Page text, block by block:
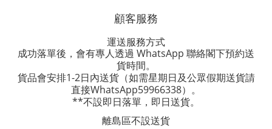
顧客服務
運送服務方式
成功落單後，會有專人透過 WhatsApp 聯絡閣下預約送
貨時間。
貨品會安排1-2日內送貨（如需星期日及公眾假期送貨請
直接WhatsApp59966338）。
**不設即日落單，即日送貨。
離島區不設送貨